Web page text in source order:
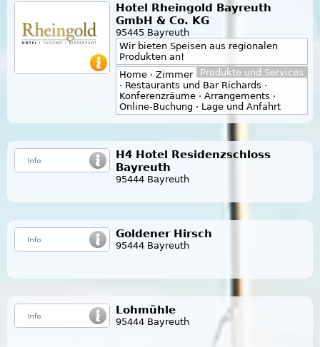
Hotel Rheingold Bayreuth
GmbH & Co. KG
95445 Bayreuth
Wir bieten Speisen aus regionalen
Produkten an!
Produkte und Services
Home · Zimmer
· Restaurants und Bar Richards ·
Konferenzräume · Arrangements ·
Online-Buchung · Lage und Anfahrt
H4 Hotel Residenzschloss
Bayreuth
95444 Bayreuth
Goldener Hirsch
95444 Bayreuth
Lohmühle
95444 Bayreuth